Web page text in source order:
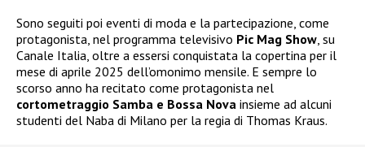
Sono seguiti poi eventi di moda e la partecipazione, come
protagonista, nel programma televisivo Pic Mag Show, su
Canale Italia, oltre a essersi conquistata la copertina per il
mese di aprile 2025 dell’omonimo mensile. E sempre lo
scorso anno ha recitato come protagonista nel
cortometraggio Samba e Bossa Nova insieme ad alcuni
studenti del Naba di Milano per la regia di Thomas Kraus.